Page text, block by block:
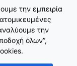
την εμπειρία
την
όλων”,